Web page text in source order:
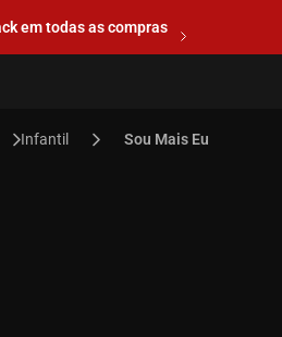
em todas as compras
Infantil Sou Mais Eu